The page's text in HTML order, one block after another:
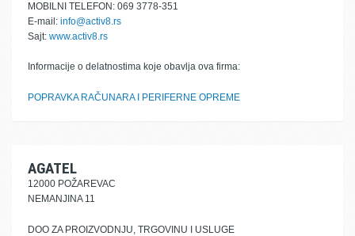
MOBILNI TELEFON: 069 3778-351
E-mail: info@activ8.rs
Sajt: www.activ8.rs
Informacije o delatnostima koje obavlja ova firma:
POPRAVKA RAČUNARA I PERIFERNE OPREME
AGATEL
12000 POŽAREVAC
NEMANJINA 11
DOO ZA PROIZVODNJU, TRGOVINU I USLUGE